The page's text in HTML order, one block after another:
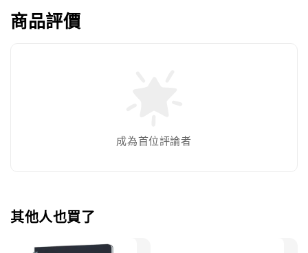
商品評價
成為首位評論者
其他人也買了